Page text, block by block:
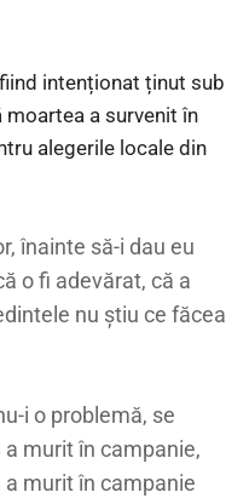
intenționat ținut sub
moartea a survenit în
alegerile locale din
înainte să-i dau eu
o fi adevărat, că a
nu știu ce făcea
i o problemă, se
murit în campanie,
murit în campanie